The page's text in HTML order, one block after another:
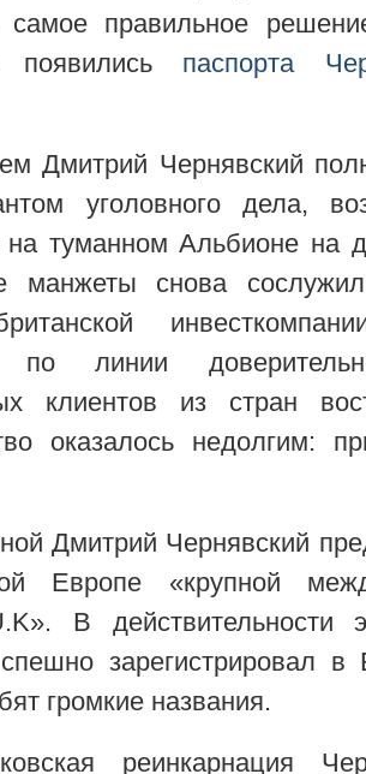
правильное
появились паспорта
Дмитрий Чернявский
уголовного дела,
на туманном Альбионе на
манжеты снова
по линии
клиентов из стран
оказалось недолгим:
Дмитрий Чернявский
Европе «крупной
В
зарегистрировал в
громкие названия.
реинкарнация